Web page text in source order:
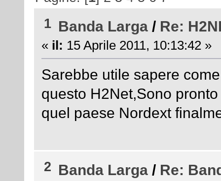
1 Banda Larga / Re:
« il: 15 Aprile 2011, 10:13:42 »
Sarebbe utile sapere
questo H2Net,Sono
quel paese Nordext
2 Banda Larga / Re: